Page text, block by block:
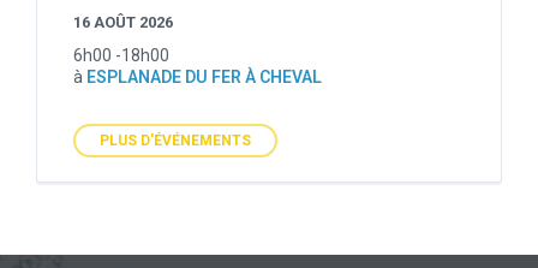
16 AOÛT 2026
6h00 -18h00
à ESPLANADE DU FER À CHEVAL
PLUS D'ÉVÉNEMENTS